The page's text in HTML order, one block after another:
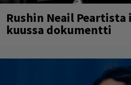
Rushin Neail
kuussa dokumentti